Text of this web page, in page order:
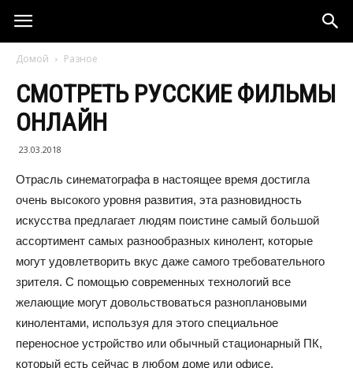
Домой Разное
СМОТРЕТЬ РУССКИЕ ФИЛЬМЫ
ОНЛАЙН
23.03.2018
Отрасль синематографа в настоящее время достигла
очень высокого уровня развития, эта разновидность
искусства предлагает людям поистине самый большой
ассортимент самых разнообразных кинолент, которые
могут удовлетворить вкус даже самого требовательного
зрителя. С помощью современных технологий все
желающие могут довольствоваться разноплановыми
кинолентами, используя для этого специальное
переносное устройство или обычный стационарный ПК,
который есть сейчас в любом доме или офисе.